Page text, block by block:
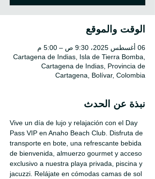
الوقت والموقع
06 أغسطس 2025، 9:30 ص – 5:00 م
Cartagena de Indias, Isla de Tierra Bomba,
Cartagena de Indias, Provincia de
Cartagena, Bolívar, Colombia
نبذة عن الحدث
Vive un día de lujo y relajación con el Day
Pass VIP en Anaho Beach Club. Disfruta de
transporte en bote, una refrescante bebida
de bienvenida, almuerzo gourmet y acceso
exclusivo a nuestra playa privada, piscina y
jacuzzi. Relájate en cómodas camas de sol